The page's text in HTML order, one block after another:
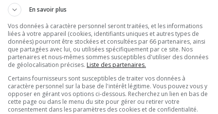
de Radio
du 06-
de Radio X -
06-08-2026
Intégral du
2026
Ouellet en direct -
06-08-2026
En savoir plus
Vos données à caractère personnel seront traitées, et les informations
liées à votre appareil (cookies, identifiants uniques et autres types de
données) pourront être stockées et consultées par 66 partenaires, ainsi
que partagées avec lui, ou utilisées spécifiquement par ce site. Nos
partenaires et nous-mêmes sommes susceptibles d'utiliser des données
de géolocalisation précises. Liste des partenaires.
Certains fournisseurs sont susceptibles de traiter vos données à
caractère personnel sur la base de l'intérêt légitime. Vous pouvez vous y
opposer en gérant vos options ci-dessous. Recherchez un lien en bas de
cette page ou dans le menu du site pour gérer ou retirer votre
consentement dans les paramètres des cookies et de confidentialité.